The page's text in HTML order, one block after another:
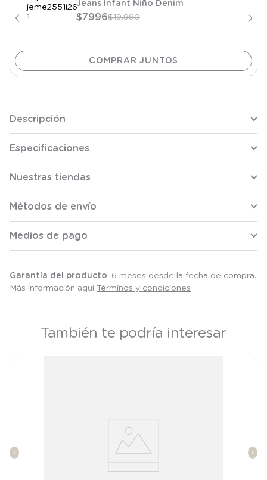
Jeans Infant Niño Denim
$7996$19.990
Descripción
Especificaciones
Nuestras tiendas
Métodos de envío
Medios de pago
Garantía del producto: 6 meses desde la fecha de compra.
Más información aquí Términos y condiciones
También te podría interesar